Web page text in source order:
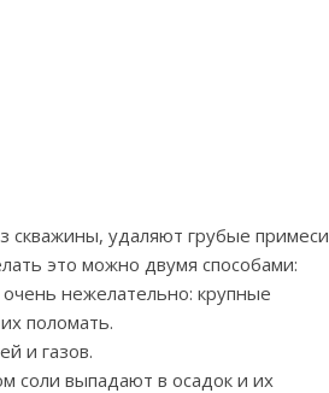
удаляют грубые примеси
это можно двумя способами:
нежелательно: крупные
поломать.
и газов.
соли выпадают в осадок и их